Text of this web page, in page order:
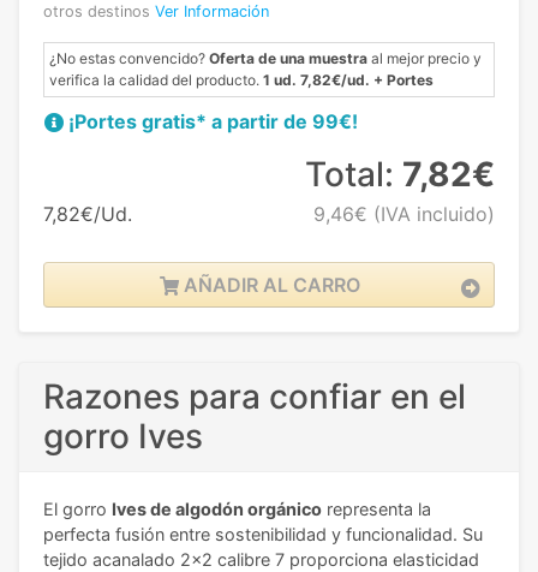
otros destinos Ver Información
¿No estas convencido? Oferta de una muestra al mejor precio y
verifica la calidad del producto. 1 ud. 7,82€/ud. + Portes
¡Portes gratis* a partir de 99€!
7,82€/Ud.
Total: 7,82€
9,46€ (IVA incluido)
AÑADIR AL CARRO
Razones para confiar en el
gorro Ives
El gorro Ives de algodón orgánico representa la
perfecta fusión entre sostenibilidad y funcionalidad. Su
tejido acanalado 2x2 calibre 7 proporciona elasticidad